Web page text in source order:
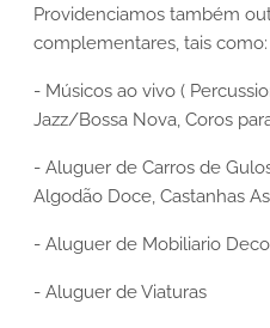
Providenciamos também
complementares, tais como:
- Músicos ao vivo (
Jazz/Bossa Nova, Coros
- Aluguer de Carros de
Algodão Doce, Castanhas
- Aluguer de Mobiliario
- Aluguer de Viaturas